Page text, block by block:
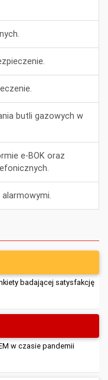
butli gazowych w
e-BOK oraz
badającej satysfakcję
w czasie pandemii